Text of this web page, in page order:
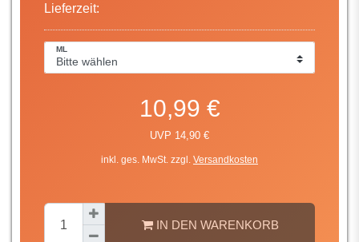
Lieferzeit:
ML
10,99 €
UVP 14,90 €
inkl. ges. MwSt. zzgl. Versandkosten
IN DEN WARENKORB